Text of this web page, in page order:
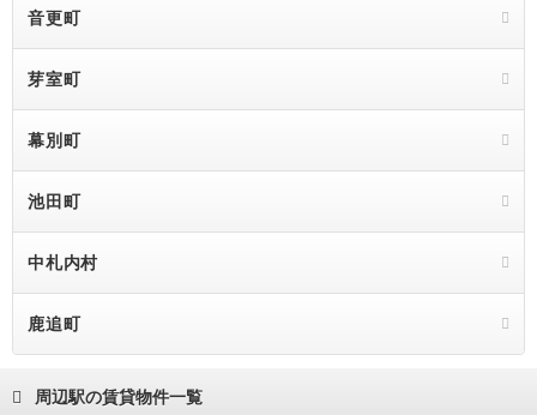
音更町
芽室町
幕別町
池田町
中札内村
鹿追町
周辺駅の賃貸物件一覧